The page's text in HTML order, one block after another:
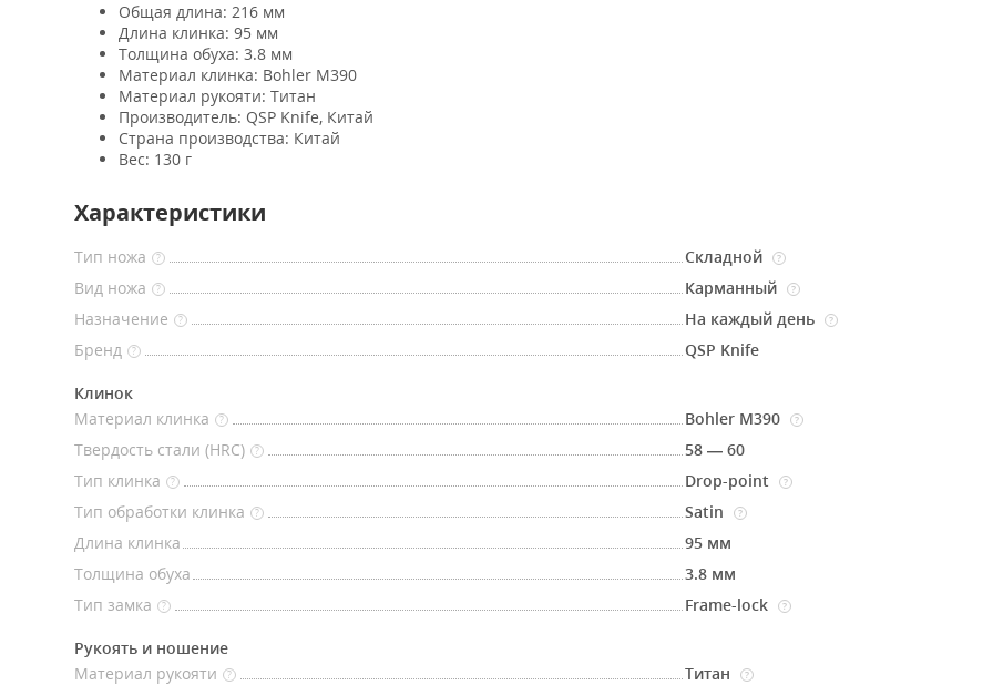
Общая длина: 216 мм
Длина клинка: 95 мм
Толщина обуха: 3.8 мм
Материал клинка: Bohler M390
Материал рукояти: Титан
Производитель: QSP Knife, Китай
Страна производства: Китай
Вес: 130 г
Характеристики
Тип ножа ? Складной ?
Вид ножа ? Карманный ?
Назначение ? На каждый день ?
Бренд ? QSP Knife
Клинок
Материал клинка
? Bohler M390 ?
Твердость стали (HRC) ?
58 — 60
Тип клинка
? Drop-point ?
Тип обработки клинка ? Satin ?
Длина клинка
95 мм
Толщина обуха
3.8 мм
Тип замка
? Frame-lock ?
Рукоять и ношение
Материал рукояти
? Титан ?